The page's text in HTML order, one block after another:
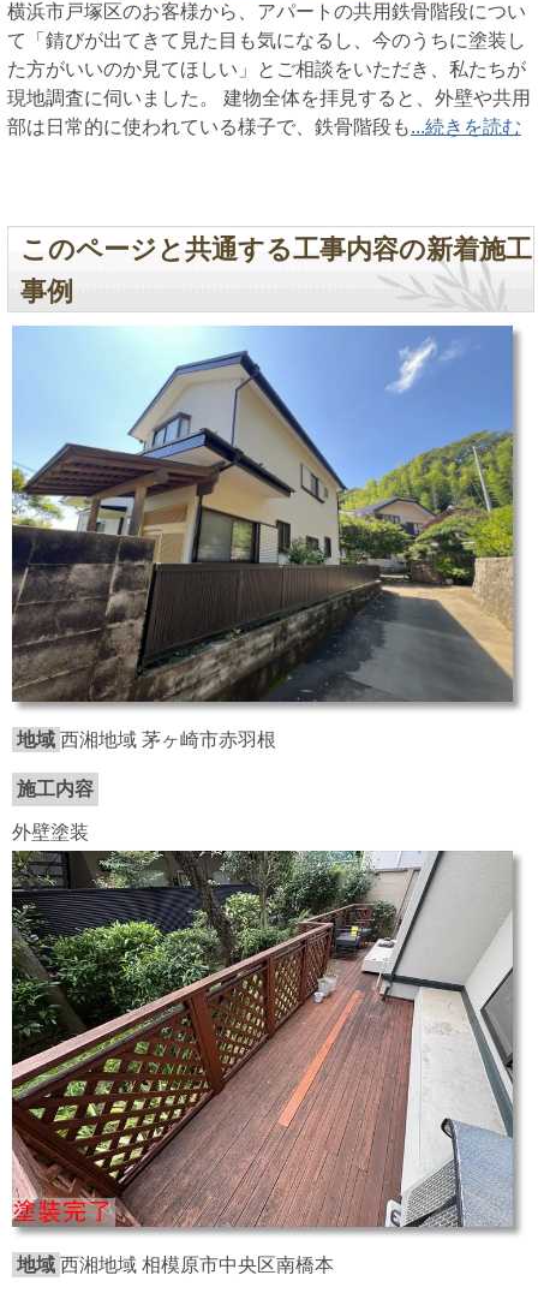
横浜市戸塚区のお客様から、アパートの共用鉄骨階段につい
て「錆びが出てきて見た目も気になるし、今のうちに塗装し
た方がいいのか見てほしい」とご相談をいただき、私たちが
現地調査に伺いました。 建物全体を拝見すると、外壁や共用
部は日常的に使われている様子で、鉄骨階段も...続きを読む
このページと共通する工事内容の新着施工
事例
地域 西湘地域 茅ヶ崎市赤羽根
施工内容
外壁塗装
地域 西湘地域 相模原市中央区南橋本